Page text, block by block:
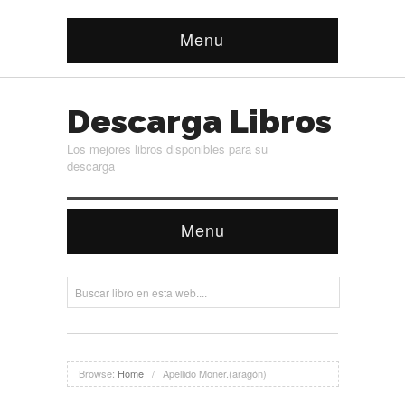
Menu
Descarga Libros
Los mejores libros disponibles para su
descarga
Menu
Browse: Home / Apellido Moner.(aragón)